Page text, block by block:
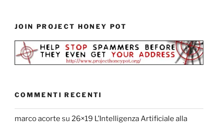
JOIN PROJECT HONEY POT
COMMENTI RECENTI
marco acorte su 26×19 L’Intelligenza Artificiale alla